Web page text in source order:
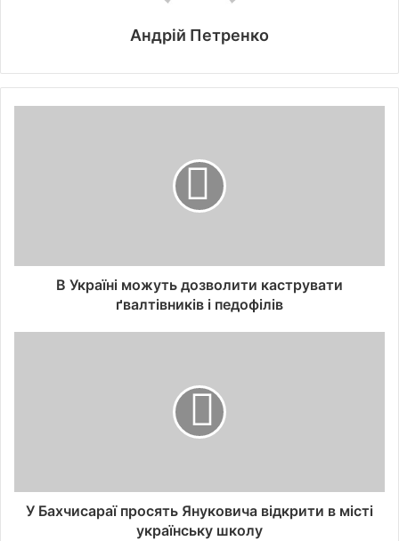
Андрій Петренко
В Україні можуть дозволити каструвати
ґвалтівників і педофілів
У Бахчисараї просять Януковича відкрити в місті
українську школу